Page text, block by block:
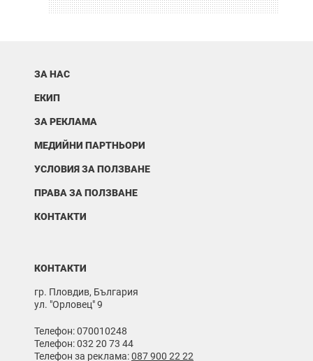
ЗА НАС
ЕКИП
ЗА РЕКЛАМА
МЕДИЙНИ ПАРТНЬОРИ
УСЛОВИЯ ЗА ПОЛЗВАНЕ
ПРАВА ЗА ПОЛЗВАНЕ
КОНТАКТИ
КОНТАКТИ
гр. Пловдив, България
ул. "Орловец" 9
Телефон: 070010248
Телефон: 032 20 73 44
Телефон за реклама:087 900 22 22